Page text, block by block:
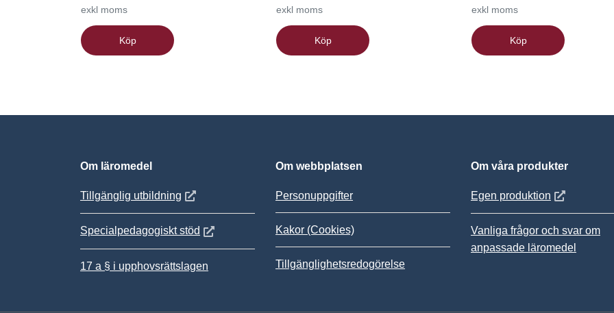
exkl moms
Köp
exkl moms
Köp
exkl moms
Köp
Om läromedel
Tillgänglig utbildning Öppnas i nytt fönster
Specialpedagogiskt stöd Öppnas i nytt fönster
17 a § i upphovsrättslagen
Om webbplatsen
Personuppgifter
Kakor (Cookies)
Tillgänglighetsredogörelse
Om våra produkter
Egen produktion Öppnas i
Vanliga frågor och svar om
anpassade läromedel